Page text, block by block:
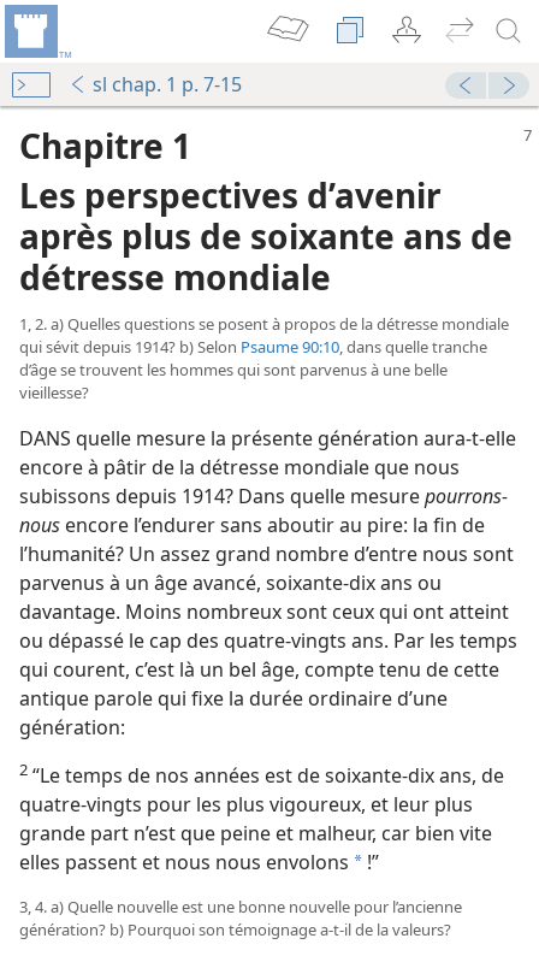
sl chap. 1 p. 7-15
Chapitre 1
Les perspectives d’avenir
après plus de soixante ans de
détresse mondiale
1, 2. a) Quelles questions se posent à propos de la détresse mondiale
qui sévit depuis 1914? b) Selon Psaume 90:10, dans quelle tranche
d’âge se trouvent les hommes qui sont parvenus à une belle
vieillesse?
DANS quelle mesure la présente génération aura-​t-​elle
encore à pâtir de la détresse mondiale que nous
subissons depuis 1914? Dans quelle mesurepourrons-​
nous encore l’endurer sans aboutir au pire: la fin de
l’humanité? Un assez grand nombre d’entre nous sont
parvenus à un âge avancé, soixante-dix ans ou
davantage. Moins nombreux sont ceux qui ont atteint
ou dépassé le cap des quatre-vingts ans. Par les temps
qui courent, c’est là un bel âge, compte tenu de cette
antique parole qui fixe la durée ordinaire d’une
génération:
2 “Le temps de nos années est de soixante-dix ans, de
quatre-vingts pour les plus vigoureux, et leur plus
grande part n’est que peine et malheur, car bien vite
elles passent et nous nous envolons a !”
3, 4. a) Quelle nouvelle est une bonne nouvelle pour l’ancienne
génération? b) Pourquoi son témoignage a-​t-​il de la valeurs?